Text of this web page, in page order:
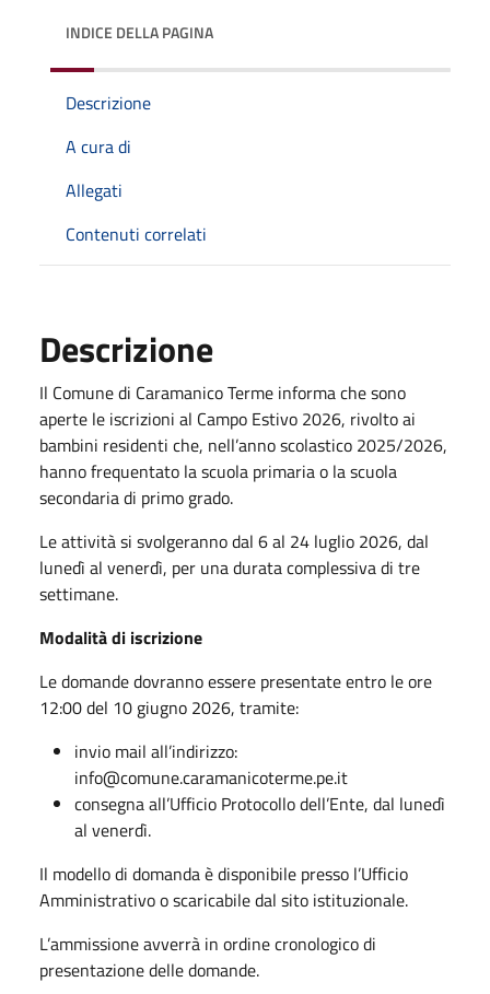
INDICE DELLA PAGINA
Descrizione
A cura di
Allegati
Contenuti correlati
Descrizione
Il Comune di Caramanico Terme informa che sono
aperte le iscrizioni al Campo Estivo 2026, rivolto ai
bambini residenti che, nell’anno scolastico 2025/2026,
hanno frequentato la scuola primaria o la scuola
secondaria di primo grado.
Le attività si svolgeranno dal 6 al 24 luglio 2026, dal
lunedì al venerdì, per una durata complessiva di tre
settimane.
Modalità di iscrizione
Le domande dovranno essere presentate entro le ore
12:00 del 10 giugno 2026, tramite:
invio mail all’indirizzo:
info@comune.caramanicoterme.pe.it
consegna all’Ufficio Protocollo dell’Ente, dal lunedì
al venerdì.
Il modello di domanda è disponibile presso l’Ufficio
Amministrativo o scaricabile dal sito istituzionale.
L’ammissione avverrà in ordine cronologico di
presentazione delle domande.